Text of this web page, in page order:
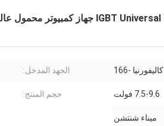
كاليفورنيا -166 الجهد المدخل:
7.5-9.6 فولت حجم المنتج:
ميناء شنتشن